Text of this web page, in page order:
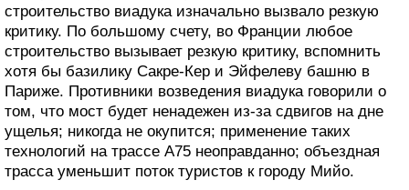
строительство виадука изначально вызвало резкую
критику. По большому счету, во Франции любое
строительство вызывает резкую критику, вспомнить
хотя бы базилику Сакре-Кер и Эйфелеву башню в
Париже. Противники возведения виадука говорили о
том, что мост будет ненадежен из-за сдвигов на дне
ущелья; никогда не окупится; применение таких
технологий на трассе А75 неоправданно; объездная
трасса уменьшит поток туристов к городу Мийо.